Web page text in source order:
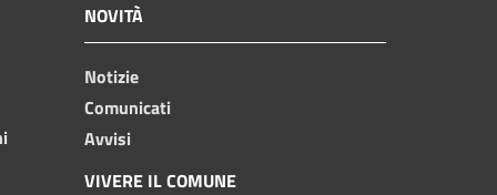
NOVITÀ
Notizie
Comunicati
Avvisi
VIVERE IL COMUNE